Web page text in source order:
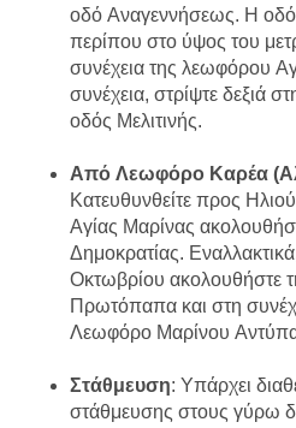
οδό Αναγεννήσεως. Η
περίπου στο ύψος του
συνέχεια της λεωφόρου
συνέχεια, στρίψτε δεξιά
οδός Μελιτινής.
Από Λεωφόρο Καρέα
Κατευθυνθείτε προς
Αγίας Μαρίνας
Δημοκρατίας.
Οκτωβρίου ακολουθήστε
Πρωτόπαπα και στη
Λεωφόρο Μαρίνου
Στάθμευση: Υπάρχει
στάθμευσης στους γύρω